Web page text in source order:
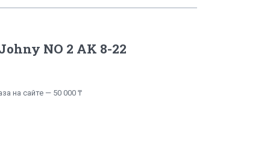
NO 2 AK 8-22
на сайте — 50 000 ₸